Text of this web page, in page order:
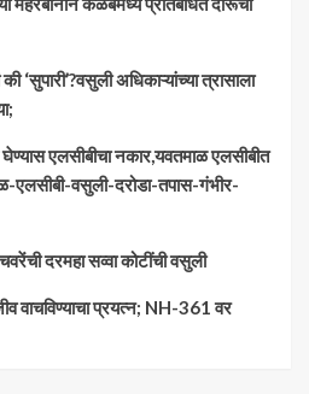
अधिकाऱ्यांच्या त्रासाला
घेण्यास एलसीबीचा नकार,यवतमाळ एलसीबीत
एलसीबी-वसुली-दरोडा-तपास-गंभीर-
दरमहा सव्वा कोटींची वसुली
वाचविण्याचा प्रयत्न; NH-361 वर